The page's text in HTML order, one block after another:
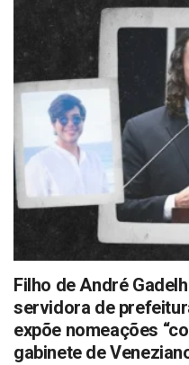
Filho de André
servidora de
expõe nomeações
gabinete de